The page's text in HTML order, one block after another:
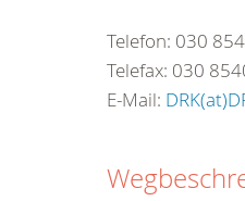
Telefon: 030
Telefax: 030
E-Mail: